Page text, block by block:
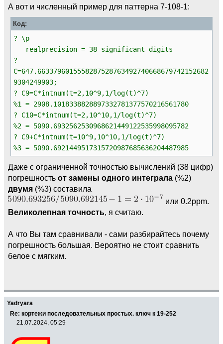
А вот и численный пример для паттерна 7-108-1:
Код:
? \p
realprecision = 38 significant digits
?
C=647.6633796015558287528763492740668679742152682
9304249903;
? C9=C*intnum(t=2,10^9,1/log(t)^7)
%1 = 2908.1018338828897332781377570216561780
? C10=C*intnum(t=2,10^10,1/log(t)^7)
%2 = 5090.6932562530968621449122535998095782
? C9+C*intnum(t=10^9,10^10,1/log(t)^7)
%3 = 5090.6921449517315720987685636204487985
Даже с ограниченной точностью вычислений (38 цифр)
погрешность от замены одного интеграла (%2)
двумя (%3) составила
или 0.2ppm.
Великолепная точность, я считаю.
А что Вы там сравнивали - сами разбирайтесь почему
погрешность большая. Вероятно не стоит сравнить
белое с мягким.
Yadryara
Re: кортежи последовательных простых. ключ к 19-252
21.07.2024, 05:29